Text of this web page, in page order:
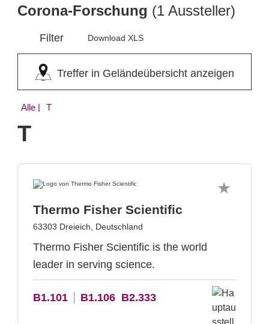
Corona-Forschung (1 Aussteller)
Filter Download XLS
Treffer in Geländeübersicht anzeigen
Alle | T
T
Thermo Fisher Scientific
63303 Dreieich, Deutschland
Thermo Fisher Scientific is the world
leader in serving science.
B1.101 B1.106 B2.333